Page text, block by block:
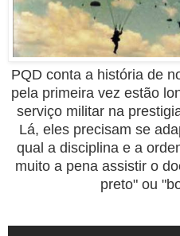
PQD conta a história de
pela primeira vez estão
serviço militar na
Lá, eles precisam se
qual a disciplina e a
muito a pena assistir o
preto" ou